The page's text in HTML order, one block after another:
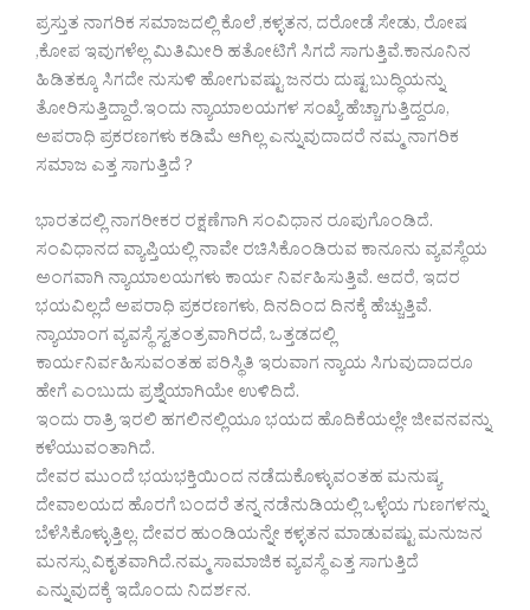
ಪ್ರಸ್ತುತ ನಾಗರಿಕ ಸಮಾಜದಲ್ಲಿ ಕೊಲೆ ,ಕಳ್ಳತನ, ದರೋಡೆ ಸೇಡು, ರೋಷ
,ಕೋಪ ಇವುಗಳೆಲ್ಲ ಮಿತಿಮೀರಿ ಹತೋಟಿಗೆ ಸಿಗದೆ ಸಾಗುತ್ತಿವೆ.ಕಾನೂನಿನ
ಹಿಡಿತಕ್ಕೂ ಸಿಗದೇ ನುಸುಳಿ ಹೋಗುವಷ್ಟು ಜನರು ದುಷ್ಟ ಬುದ್ಧಿಯನ್ನು
ತೋರಿಸುತ್ತಿದ್ದಾರೆ.ಇಂದು ನ್ಯಾಯಾಲಯಗಳ ಸಂಖ್ಯೆ ಹೆಚ್ಚಾಗುತ್ತಿದ್ದರೂ,
ಅಪರಾಧಿ ಪ್ರಕರಣಗಳು ಕಡಿಮೆ ಆಗಿಲ್ಲ ಎನ್ನುವುದಾದರೆ ನಮ್ಮ ನಾಗರಿಕ
ಸಮಾಜ ಎತ್ತ ಸಾಗುತ್ತಿದೆ ?
ಭಾರತದಲ್ಲಿ ನಾಗರೀಕರ ರಕ್ಷಣೆಗಾಗಿ ಸಂವಿಧಾನ ರೂಪುಗೊಂಡಿದೆ.
ಸಂವಿಧಾನದ ವ್ಯಾಪ್ತಿಯಲ್ಲಿ ನಾವೇ ರಚಿಸಿಕೊಂಡಿರುವ ಕಾನೂನು ವ್ಯವಸ್ಥೆಯ
ಅಂಗವಾಗಿ ನ್ಯಾಯಾಲಯಗಳು ಕಾರ್ಯ ನಿರ್ವಹಿಸುತ್ತಿವೆ. ಆದರೆ, ಇದರ
ಭಯವಿಲ್ಲದೆ ಅಪರಾಧಿ ಪ್ರಕರಣಗಳು, ದಿನದಿಂದ ದಿನಕ್ಕೆ ಹೆಚ್ಚುತ್ತಿವೆ.
ನ್ಯಾಯಾಂಗ ವ್ಯವಸ್ಥೆ ಸ್ವತಂತ್ರವಾಗಿರದೆ, ಒತ್ತಡದಲ್ಲಿ
ಕಾರ್ಯನಿರ್ವಹಿಸುವಂತಹ ಪರಿಸ್ಥಿತಿ ಇರುವಾಗ ನ್ಯಾಯ ಸಿಗುವುದಾದರೂ
ಹೇಗೆ ಎಂಬುದು ಪ್ರಶ್ನೆಯಾಗಿಯೇ ಉಳಿದಿದೆ.
ಇಂದು ರಾತ್ರಿ ಇರಲಿ ಹಗಲಿನಲ್ಲಿಯೂ ಭಯದ ಹೊದಿಕೆಯಲ್ಲೇ ಜೀವನವನ್ನು
ಕಳೆಯುವಂತಾಗಿದೆ.
ದೇವರ ಮುಂದೆ ಭಯಭಕ್ತಿಯಿಂದ ನಡೆದುಕೊಳ್ಳುವಂತಹ ಮನುಷ್ಯ
ದೇವಾಲಯದ ಹೊರಗೆ ಬಂದರೆ ತನ್ನ ನಡೆನುಡಿಯಲ್ಲಿ ಒಳ್ಳೆಯ ಗುಣಗಳನ್ನು
ಬೆಳೆಸಿಕೊಳ್ಳುತ್ತಿಲ್ಲ. ದೇವರ ಹುಂಡಿಯನ್ನೇ ಕಳ್ಳತನ ಮಾಡುವಷ್ಟು ಮನುಜನ
ಮನಸ್ಸು ವಿಕೃತವಾಗಿದೆ.ನಮ್ಮ ಸಾಮಾಜಿಕ ವ್ಯವಸ್ಥೆ ಎತ್ತ ಸಾಗುತ್ತಿದೆ
ಎನ್ನುವುದಕ್ಕೆ ಇದೊಂದು ನಿದರ್ಶನ.